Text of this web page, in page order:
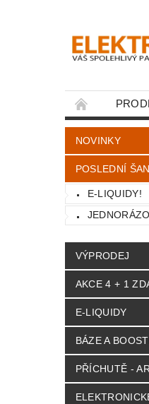
KONTAKTY
NOVINKY
POSLEDNÍ
E-LIQUIDY!
VÝPRODEJ
AKCE 4 + 1
E-LIQUIDY
BÁZE A
PŘÍCHUTĚ -